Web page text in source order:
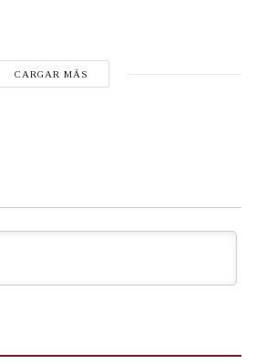
CARGAR MÁS